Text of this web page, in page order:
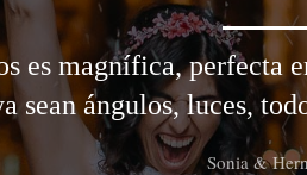
es magnífica, perfecta
sean ángulos, luces,
Sonia &